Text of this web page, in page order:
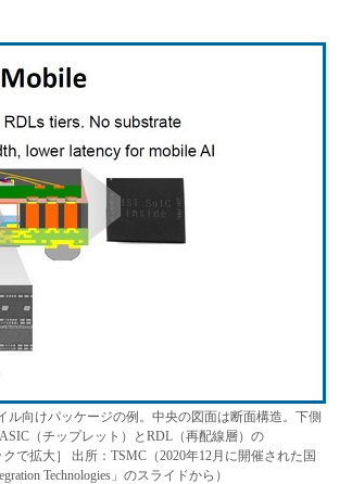
ル向けパッケージの例。中央の図面は断面構造。下側
（チップレット）とRDL（再配線層）の
で拡大］ 出所：TSMC（2020年12月に開催された国
Technologies」のスライドから）